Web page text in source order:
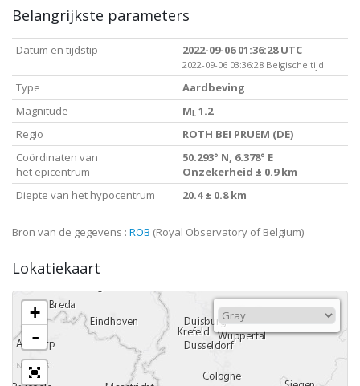
Belangrijkste parameters
Datum en tijdstip 2022-09-06 01:36:28 UTC
2022-09-06 03:36:28 Belgische tijd
Type
Aardbeving
Magnitude
M L 1.2
Regio
ROTH BEI PRUEM (DE)
Coördinaten van
het epicentrum
50.293° N, 6.378° E
Onzekerheid ± 0.9 km
Diepte van het hypocentrum
20.4 ± 0.8 km
Bron van de gegevens : ROB (Royal Observatory of Belgium)
Lokatiekaart
+
-